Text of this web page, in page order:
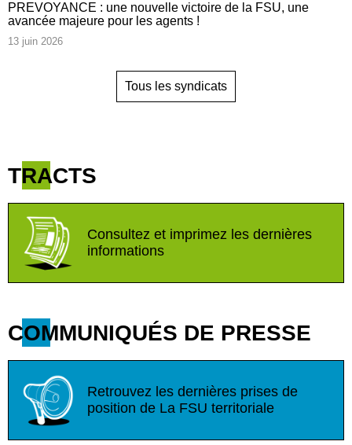
PREVOYANCE : une nouvelle victoire de la FSU, une
avancée majeure pour les agents !
13 juin 2026
Tous les syndicats
TRACTS
Consultez et imprimez les dernières
informations
COMMUNIQUÉS DE PRESSE
Retrouvez les dernières prises de
position de La FSU territoriale